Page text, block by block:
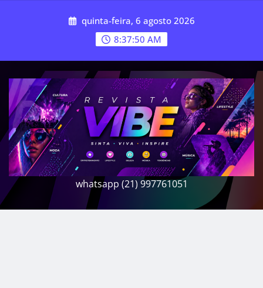
quinta-feira, 6 agosto 2026
8:37:53 AM
whatsapp (21) 997761051